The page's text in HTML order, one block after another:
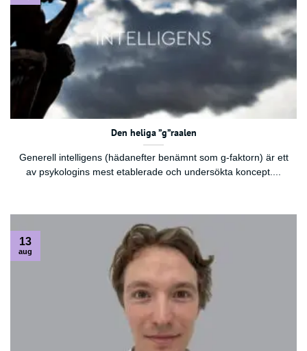
Den heliga ”g”raalen
Generell intelligens (hädanefter benämnt som g-faktorn) är ett
av psykologins mest etablerade och undersökta koncept....
13
aug